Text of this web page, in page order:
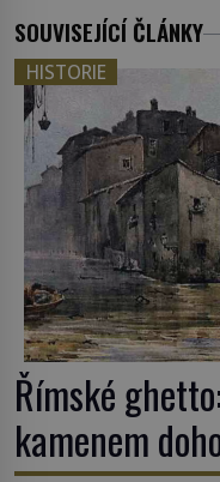
SOUVISEJÍCÍ ČLÁNKY
HISTORIE
Římské
kamenem